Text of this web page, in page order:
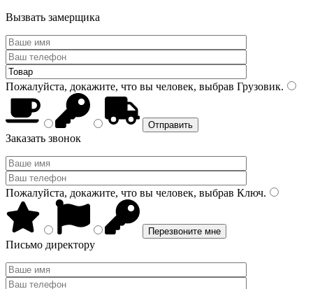
Вызвать замерщика
Пожалуйста, докажите, что вы человек, выбрав Грузовик.
Заказать звонок
Пожалуйста, докажите, что вы человек, выбрав Ключ.
Письмо директору